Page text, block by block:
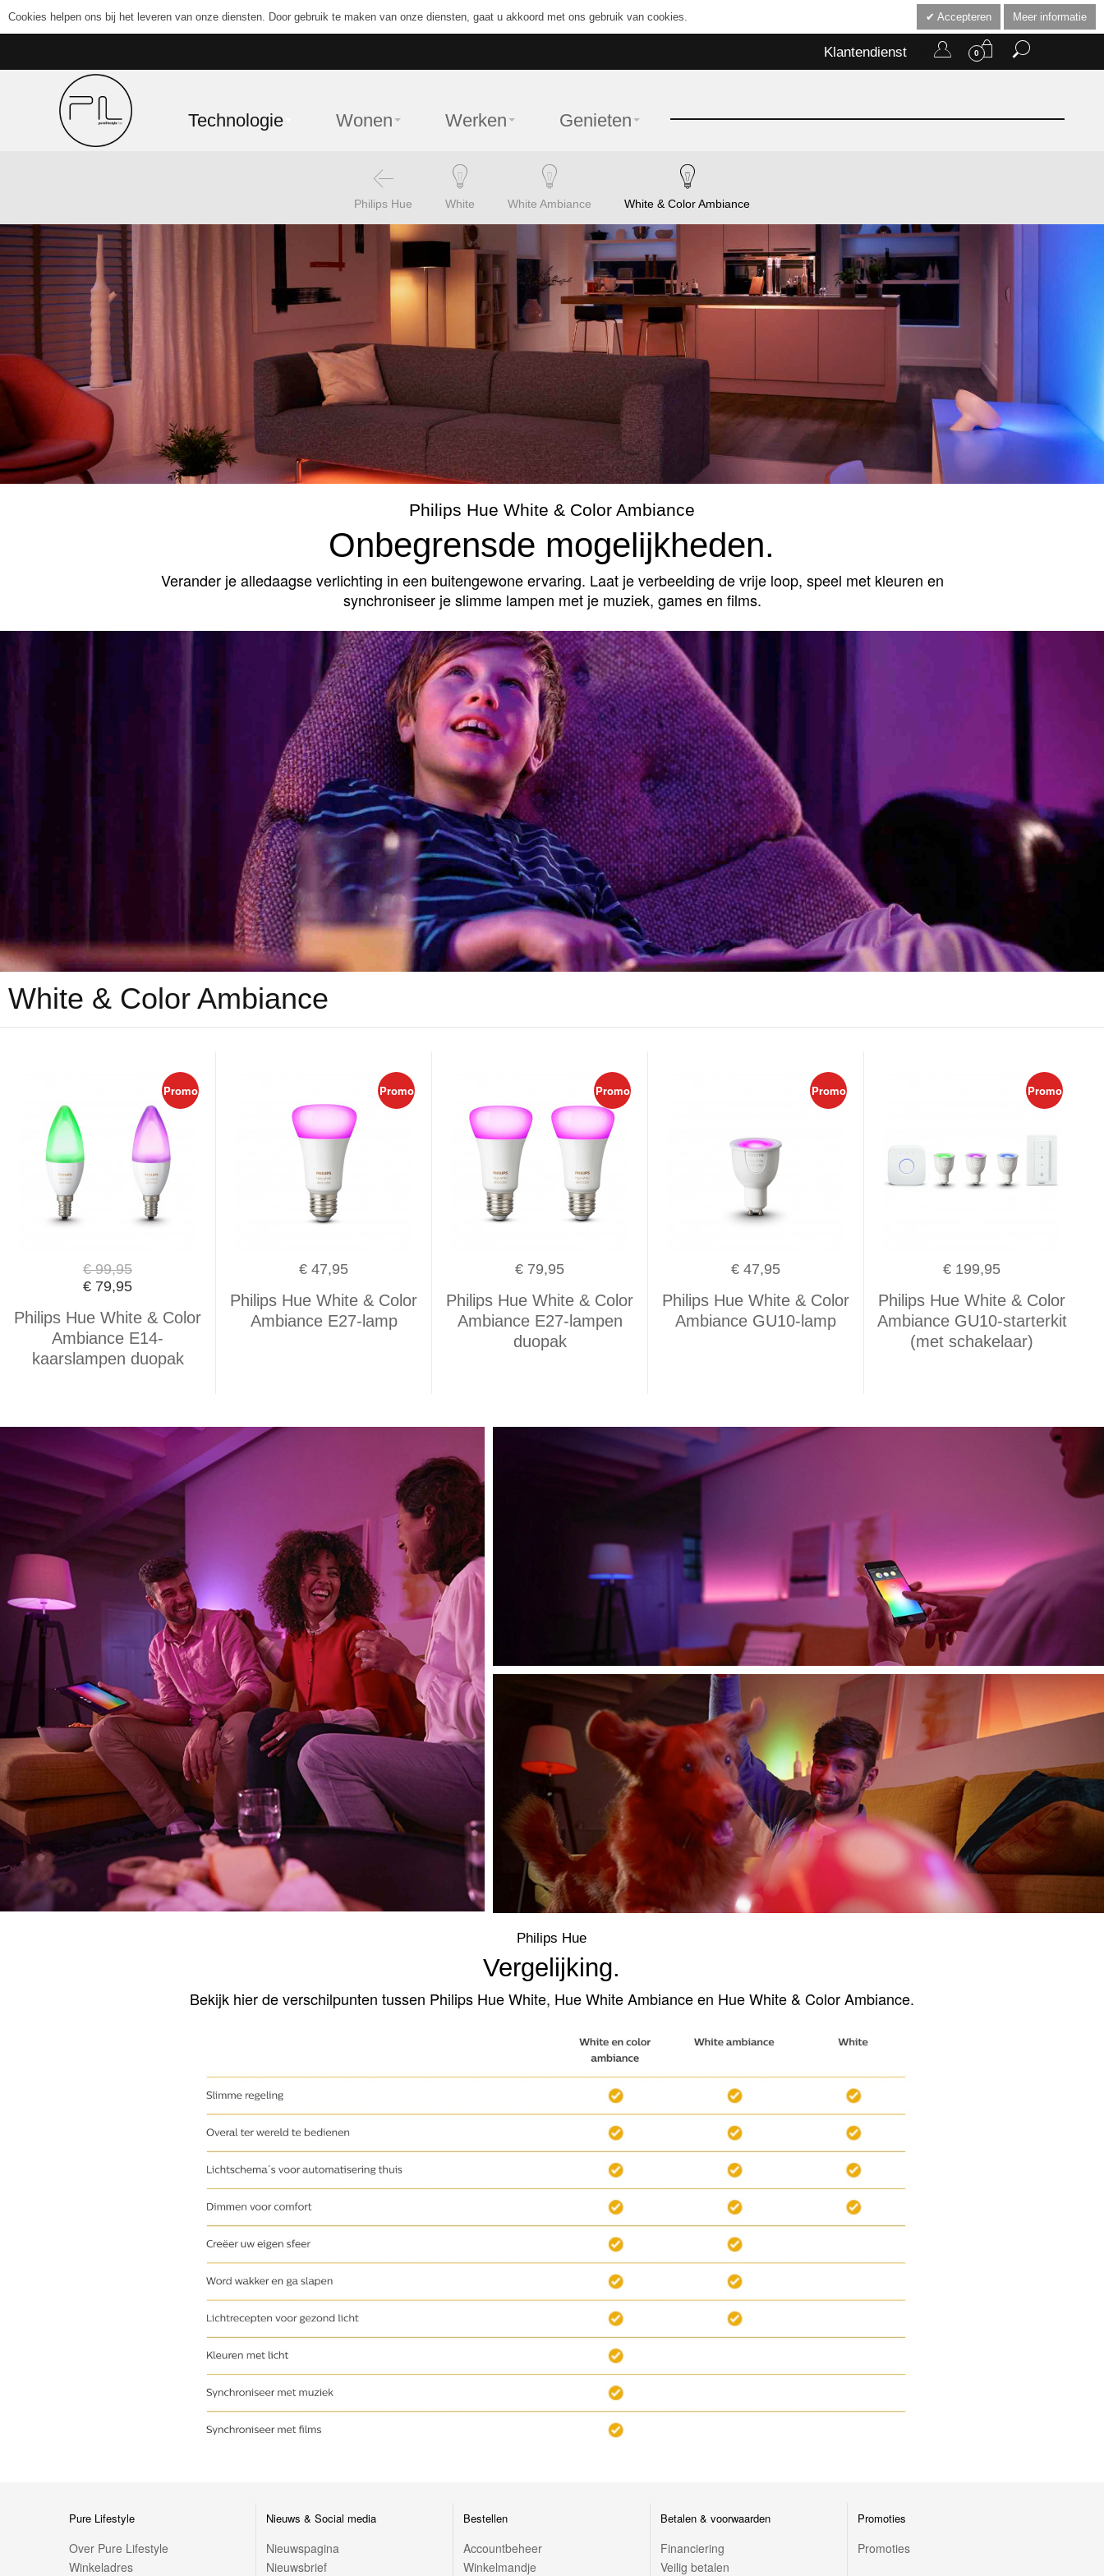
Cookies helpen ons bij het leveren van onze diensten. Door gebruik te maken van onze diensten, gaat u akkoord met ons gebruik van cookies. Accepteren Meer informatie
0
Klantendienst
Technologie Wonen Werken Genieten
Philips Hue White White Ambiance White & Color Ambiance
Philips Hue White & Color Ambiance
Onbegrensde mogelijkheden.
Verander je alledaagse verlichting in een buitengewone ervaring. Laat je verbeelding de vrije loop, speel met kleuren en
synchroniseer je slimme lampen met je muziek, games en films.
White & Color Ambiance
Promo
€ 99,95
€ 79,95
Philips Hue White & Color
Ambiance E14-
kaarslampen duopak
Promo
€ 47,95
Philips Hue White & Color
Ambiance E27-lamp
Promo
€ 79,95
Philips Hue White & Color
Ambiance E27-lampen
duopak
Promo
€ 47,95
Philips Hue White & Color
Ambiance GU10-lamp
Promo
€ 199,95
Philips Hue White & Color
Ambiance GU10-starterkit
(met schakelaar)
Philips Hue
Vergelijking.
Bekijk hier de verschilpunten tussen Philips Hue White, Hue White Ambiance en Hue White & Color Ambiance.
Pure Lifestyle
Over Pure Lifestyle
Winkeladres
Nieuws & Social media
Nieuwspagina
Nieuwsbrief
Bestellen
Accountbeheer
Winkelmandje
Betalen & voorwaarden
Financiering
Veilig betalen
Promoties
Promoties